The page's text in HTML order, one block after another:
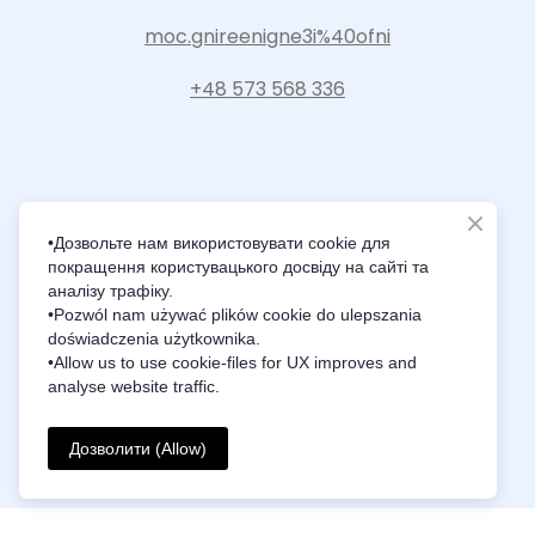
moc.gnireenigne3i%40ofni
+48 573 568 336
Intelligence Innovation Integration
© Created by i3Engineering
Privacy Policy
•Дозвольте нам використовувати cookie для
покращення користувацького досвіду на сайті та
аналізу трафіку.
•Pozwól nam używać plików cookie do ulepszania
doświadczenia użytkownika.
•Allow us to use cookie-files for UX improves and
analyse website traffic.
Дозволити (Allow)